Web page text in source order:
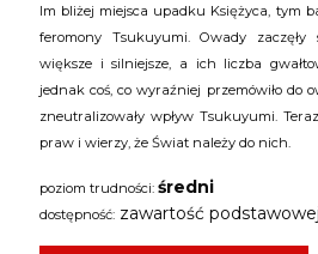
Im bliżej miejsca upadku Księżyca, tym
feromony Tsukuyumi. Owady zaczęły
większe i silniejsze, a ich liczba
jednak coś, co wyraźniej przemówiło do
zneutralizowały wpływ Tsukuyumi. Teraz
praw i wierzy, że Świat należy do nich.
poziom trudności: średni
dostępność: zawartość